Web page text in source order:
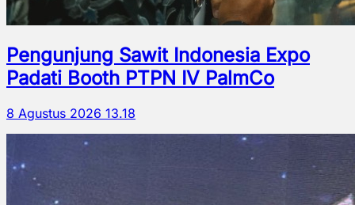
Pengunjung Sawit Indonesia Expo
Padati Booth PTPN IV PalmCo
8 Agustus 2026 13.18